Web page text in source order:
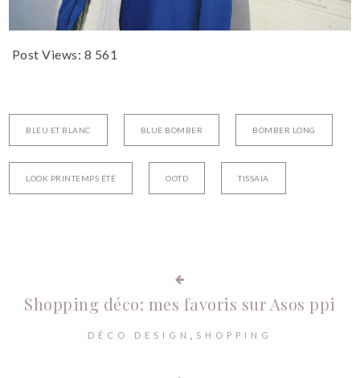
Post Views: 8 561
BLEU ET BLANC BLUE BOMBER BOMBER LONG
LOOK PRINTEMPS ÉTÉ OOTD TISSAIA
Shopping déco: mes favoris sur Asos ppi
DÉCO DESIGN SHOPPING